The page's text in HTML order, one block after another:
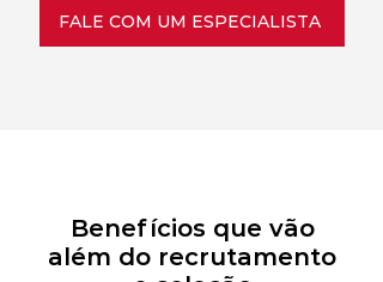
FALE COM UM ESPECIALISTA
Benefícios que vão
além do recrutamento